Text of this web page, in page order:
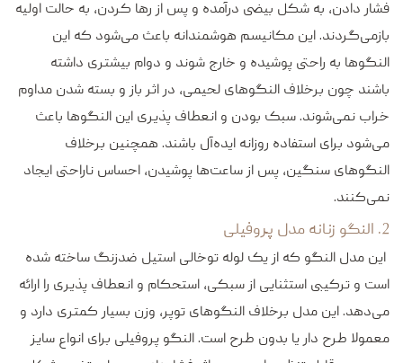
فشار دادن، به شکل بیضی درآمده و پس از رها کردن، به حالت اولیه
بازمی‌گردند. این مکانیسم هوشمندانه باعث می‌شود که این
النگوها به راحتی پوشیده و خارج شوند و دوام بیشتری داشته
باشند چون برخلاف النگوهای لحیمی، در اثر باز و بسته شدن مداوم
خراب نمی‌شوند. سبک بودن و انعطاف پذیری این النگوها باعث
می‌شود برای استفاده روزانه ایده‌آل باشند. همچنین برخلاف
النگوهای سنگین، پس از ساعت‌ها پوشیدن، احساس ناراحتی ایجاد
نمی‌کنند.
2. النگو زنانه مدل پروفیلی
این مدل النگو که از یک لوله توخالی استیل ضدزنگ ساخته شده‌
است و ترکیبی استثنایی از سبکی، استحکام و انعطاف پذیری را ارائه
می‌دهد. این مدل برخلاف النگوهای توپر، وزن بسیار کمتری دارد و
معمولا طرح دار یا بدون طرح است. النگو پروفیلی برای انواع سایز